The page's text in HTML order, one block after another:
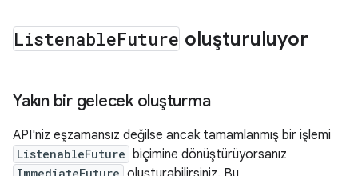
ListenableFuture oluşturuluyor
Yakın bir gelecek oluşturma
API'niz eşzamansız değilse ancak tamamlanmış bir işlemi
ListenableFuture biçimine dönüştürüyorsanız